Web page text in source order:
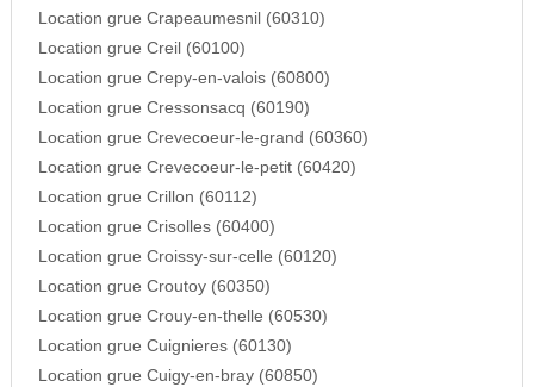
Location grue Crapeaumesnil (60310)
Location grue Creil (60100)
Location grue Crepy-en-valois (60800)
Location grue Cressonsacq (60190)
Location grue Crevecoeur-le-grand (60360)
Location grue Crevecoeur-le-petit (60420)
Location grue Crillon (60112)
Location grue Crisolles (60400)
Location grue Croissy-sur-celle (60120)
Location grue Croutoy (60350)
Location grue Crouy-en-thelle (60530)
Location grue Cuignieres (60130)
Location grue Cuigy-en-bray (60850)